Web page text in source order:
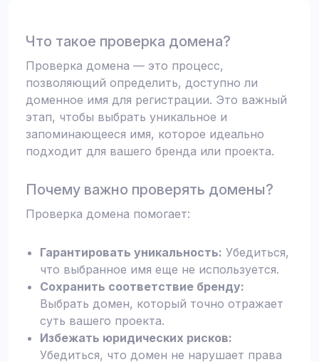
Что такое проверка домена?
Проверка домена — это процесс,
позволяющий определить, доступно ли
доменное имя для регистрации. Это важный
этап, чтобы выбрать уникальное и
запоминающееся имя, которое идеально
подходит для вашего бренда или проекта.
Почему важно проверять домены?
Проверка домена помогает:
Гарантировать уникальность: Убедиться,
что выбранное имя еще не используется.
Сохранить соответствие бренду:
Выбрать домен, который точно отражает
суть вашего проекта.
Избежать юридических рисков:
Убедиться, что домен не нарушает права